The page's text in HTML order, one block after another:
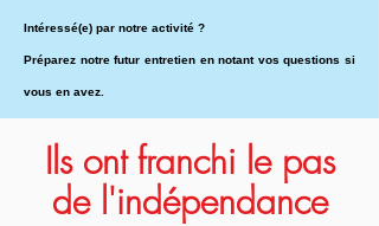
Intéressé(e) par notre activité ?
Préparez notre futur entretien en notant vos questions si
vous en avez.
Ils ont franchi le pas
de l'indépendance